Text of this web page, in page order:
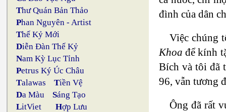
Thư Quán Bản Thảo
Phan Nguyên - Artist
Thế Kỷ Mới
Diễn Đàn Thế Kỷ
Nam Kỳ Lục Tỉnh
Petrus Ký Úc Châu
Talawas Tiền Vệ
Da Màu Sáng Tạo
LitViet Hợp Lưu
đình của dân
Việc chúng
Khoa để kính
Bích và tôi đã
96, vẫn tương
Ông đã rất